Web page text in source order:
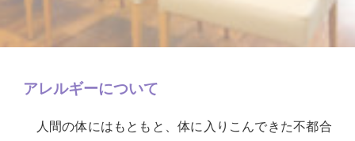
アレルギーについて
人間の体にはもともと、体に入りこんできた不都合